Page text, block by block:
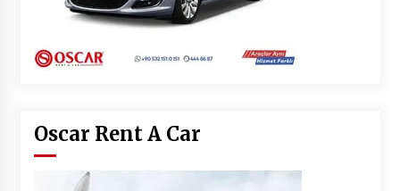
Oscar Rent A Car